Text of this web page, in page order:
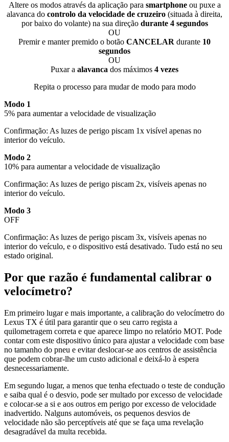
Altere os modos através da aplicação para smartphoneou puxe a
alavanca do controlo da velocidade de cruzeiro (situada à direita,
por baixo do volante) na sua direção durante 4 segundos
OU
Premir e manter premido o botão CANCELAR durante 10
segundos
OU
Puxar a alavanca dos máximos 4 vezes
Repita o processo para mudar de modo para modo
Modo 1
5% para aumentar a velocidade de visualização
Confirmação: As luzes de perigo piscam 1x visível apenas no
interior do veículo.
Modo 2
10% para aumentar a velocidade de visualização
Confirmação: As luzes de perigo piscam 2x, visíveis apenas no
interior do veículo.
Modo 3
OFF
Confirmação: As luzes de perigo piscam 3x, visíveis apenas no
interior do veículo, e o dispositivo está desativado. Tudo está no seu
estado original.
Por que razão é fundamental calibrar o
velocímetro?
Em primeiro lugar e mais importante, a calibração do velocímetro do
Lexus TX é útil para garantir que o seu carro regista a
quilometragem correta e que aparece limpo no relatório MOT. Pode
contar com este dispositivo único para ajustar a velocidade com base
no tamanho do pneu e evitar deslocar-se aos centros de assistência
que podem cobrar-lhe um custo adicional e deixá-lo à espera
desnecessariamente.
Em segundo lugar, a menos que tenha efectuado o teste de condução
e saiba qual é o desvio, pode ser multado por excesso de velocidade
e colocar-se a si e aos outros em perigo por excesso de velocidade
inadvertido. Nalguns automóveis, os pequenos desvios de
velocidade não são perceptíveis até que se faça uma revelação
desagradável da multa recebida.